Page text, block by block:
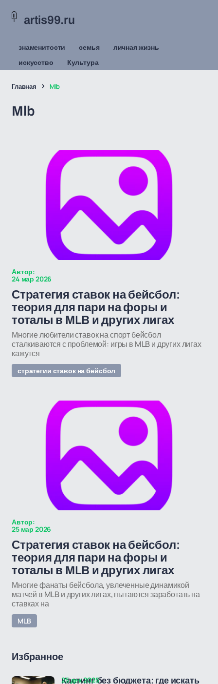
artis99.ru
знаменитости семья
личная жизнь
искусство
Культура
Главная Mlb
Mlb
Автор:
24 мар 2026
Стратегия ставок на бейсбол:
теория для пари на форы и
тоталы в MLB и других лигах
Многие любители ставок на спорт бейсбол
сталкиваются с проблемой: игры в MLB и других лигах
кажутся
стратегии ставок на бейсбол
Автор:
25 мар 2026
Стратегия ставок на бейсбол:
теория для пари на форы и
тоталы в MLB и других лигах
Многие фанаты бейсбола, увлеченные динамикой
матчей в MLB и других лигах, пытаются заработать на
ставках на
MLB
Избранное
Кастинг без бюджета: где искать
25 дек 2025